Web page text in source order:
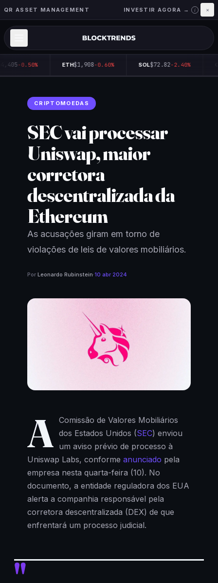
QR ASSET MANAGEMENT INVESTIR AGORA → i ×
-0.50% ETH$1,908-0.60% SOL$72.82-2.40%
CRIPTOMOEDAS
SEC vai processar
Uniswap, maior
corretora
descentralizada da
Ethereum
As acusações giram em torno de
violações de leis de valores mobiliários.
Por Leonardo Rubinstein·10 abr 2024
A Comissão de Valores Mobiliários
dos Estados Unidos (SEC) enviou
um aviso prévio de processo à
Uniswap Labs, conforme anunciado pela
empresa nesta quarta-feira (10). No
documento, a entidade reguladora dos EUA
alerta a companhia responsável pela
corretora descentralizada (DEX) de que
enfrentará um processo judicial.